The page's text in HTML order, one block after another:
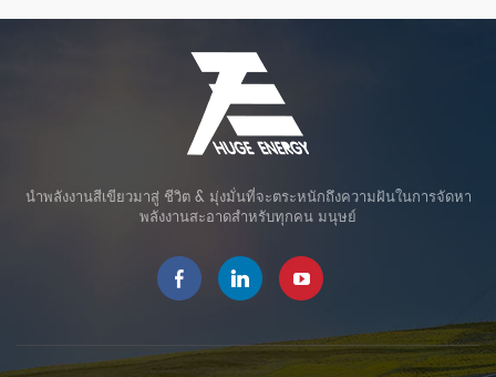
station through the wall
outlet and 60W PD USB-
C port simultaneously.
You can also recharge
your power station with
an AC adapator when at
outlet during a road trip
or simply use MAG
ฤดูกาลที่เปลี่ยนแปลง มัน
คู่มือหรือด้วยมอเตอร์ไฟฟ้า
เหล็กกล้าคาร์บอนถูกนำมาใช้
เป็นวัสดุหลักสำหรับโครงสร้าง
ทั้งหมด
นำพลังงานสีเขียวมาสู่ ชีวิต & มุ่งมั่นที่จะตระหนักถึงความฝันในการจัดหา
พลังงานสะอาดสำหรับทุกคน มนุษย์